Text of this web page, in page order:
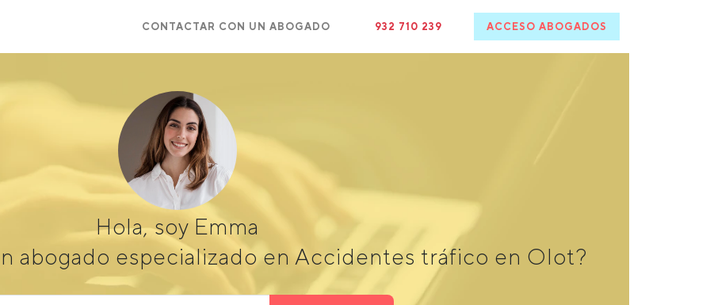
CONTACTAR CON UN ABOGADO 932 710 239 ACCESO ABOGADOS
Hola, soy Emma
abogado especializado en Accidentes tráfico en Olot?